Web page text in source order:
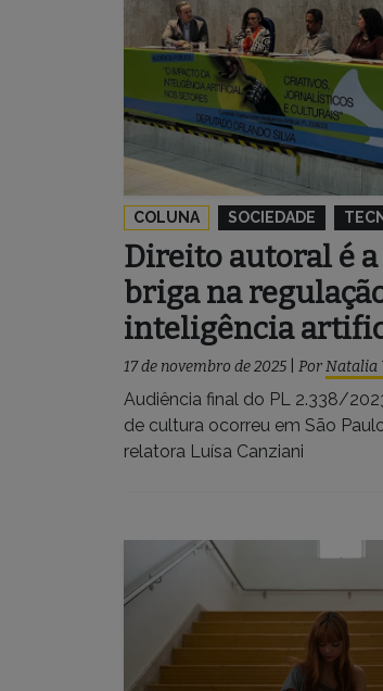
COLUNA SOCIEDADE
Direito autoral é
briga na
inteligência
17 de novembro de 2025 PorNatalia
Audiência final do PL 2.338/
de cultura ocorreu em São
relatora Luísa Canziani